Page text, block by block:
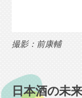
撮影：前康輔
日本酒の未来